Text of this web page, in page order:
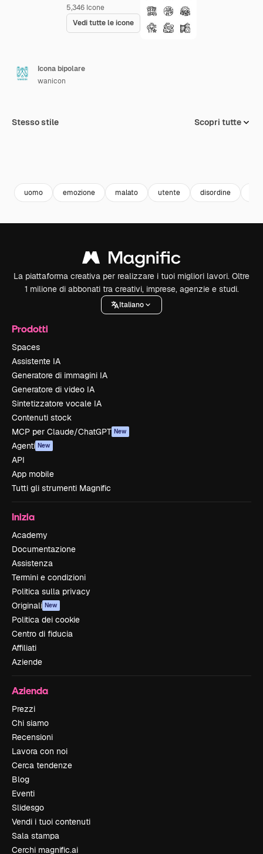
5,346 Icone
Vedi tutte le icone
Icona bipolare
wanicon
Stesso stile Scopri tutte
uomo emozione malato utente disordine
La piattaforma creativa per realizzare i tuoi migliori lavori. Oltre
1 milione di abbonati tra creativi, imprese, agenzie e studi.
Italiano
Prodotti
Spaces
Assistente IA
Generatore di immagini IA
Generatore di video IA
Sintetizzatore vocale IA
Contenuti stock
MCP per Claude/ChatGPT New
Agenti New
API
App mobile
Tutti gli strumenti Magnific
Inizia
Academy
Documentazione
Assistenza
Termini e condizioni
Politica sulla privacy
Originali New
Politica dei cookie
Centro di fiducia
Affiliati
Aziende
Azienda
Prezzi
Chi siamo
Recensioni
Lavora con noi
Cerca tendenze
Blog
Eventi
Slidesgo
Vendi i tuoi contenuti
Sala stampa
Cerchi magnific.ai